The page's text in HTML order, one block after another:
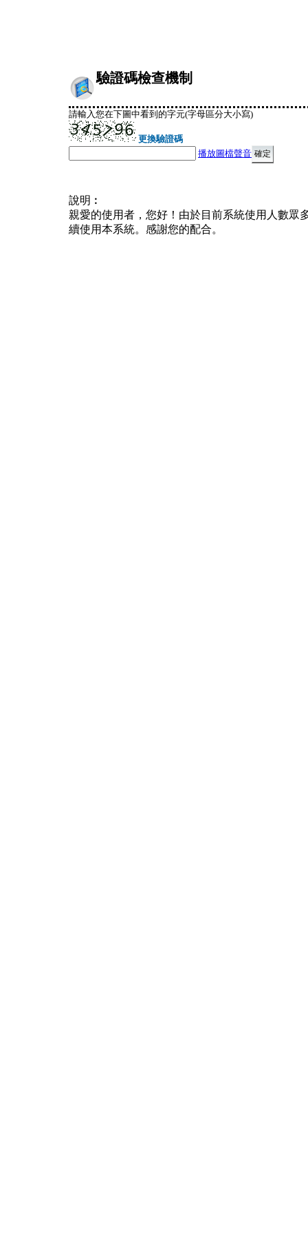
驗證碼檢查機制
請輸入您在下圖中看到的字元(字母區分大小寫)
更換驗證碼
播放圖檔聲音
說明︰
親愛的使用者，您好！由於目前系統使用人數眾
續使用本系統。感謝您的配合。